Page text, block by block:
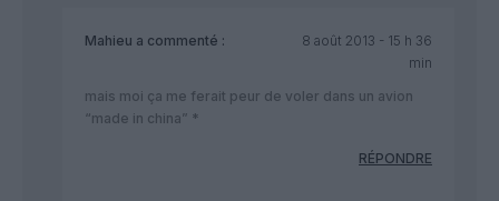
Mahieu a commenté :
8 août 2013 - 15 h 36
min
mais moi ça me ferait peur de voler dans un avion
“made in china” *
RÉPONDRE